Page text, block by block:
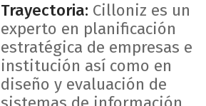
Trayectoria: Cilloniz es un
experto en planificación
estratégica de empresas e
institución así como en
diseño y evaluación de